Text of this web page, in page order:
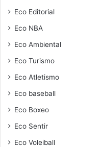
Eco Editorial
Eco NBA
Eco Ambiental
Eco Turismo
Eco Atletismo
Eco baseball
Eco Boxeo
Eco Sentir
Eco Voleiball